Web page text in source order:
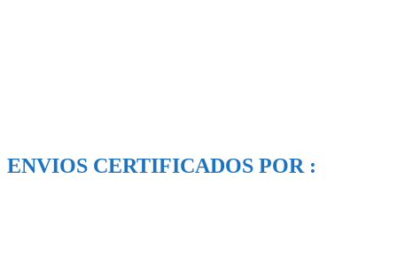
ENVIOS CERTIFICADOS POR :